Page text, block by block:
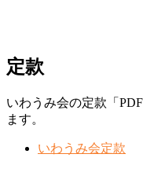
定款
いわうみ会の定款「
ます。
いわうみ会定款